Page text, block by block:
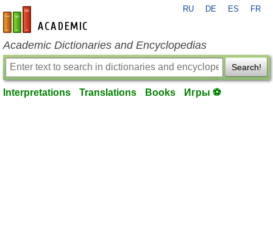
en-academic.com
RU DE ES FR
Academic Dictionaries and Encyclopedias
Search!
Interpretations Translations Books Игры ⚽